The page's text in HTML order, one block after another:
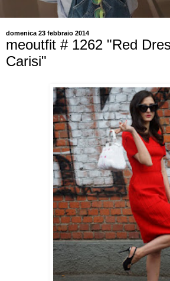
domenica 23 febbraio 2014
meoutfit # 1262 "Red
Carisi"